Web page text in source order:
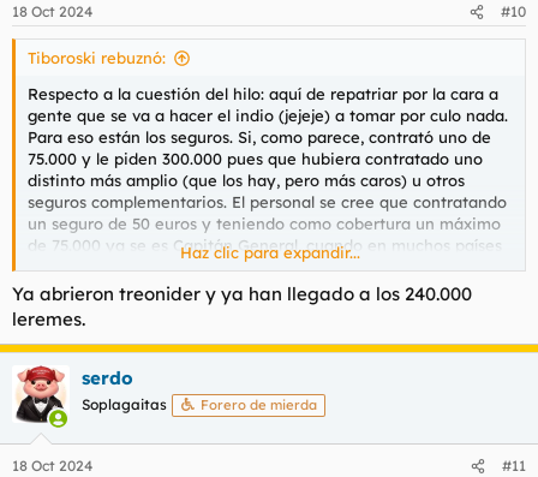
e
s
18 Oct 2024 #10
Tiboroski rebuznó:
Respecto a la cuestión del hilo: aquí de repatriar por la cara a
gente que se va a hacer el indio (jejeje) a tomar por culo nada.
Para eso están los seguros. Si, como parece, contrató uno de
75.000 y le piden 300.000 pues que hubiera contratado uno
distinto más amplio (que los hay, pero más caros) u otros
seguros complementarios. El personal se cree que contratando
un seguro de 50 euros y teniendo como cobertura un máximo
de 75.000 ya se es Capitán General, cuando en muchos países
eso apenas cubre alguna intervención (menor), algunos días de
hospital y poco más. Porque, y esto ya es otro debate en el
que ahora no entraré, el personal se cree que como aquí no
vemos las facturas de la sanidad esta es gratis. UNA POLLA
COMO EL CUELLO DE@Empty Words.
Y ahora viene la familia diciendo "Buaaaaarns"... Que les den
por culo, que se abran treoniders, las puercas de la saga
pongan el culo en Onlyfans o bicheen en Nirvana: Grupos
Telegram.
Haz clic para expandir...
Ya abrieron treonider y ya han llegado a los 240.000
leremes.
serdo
Soplagaitas Forero de mierda
18 Oct 2024 #11